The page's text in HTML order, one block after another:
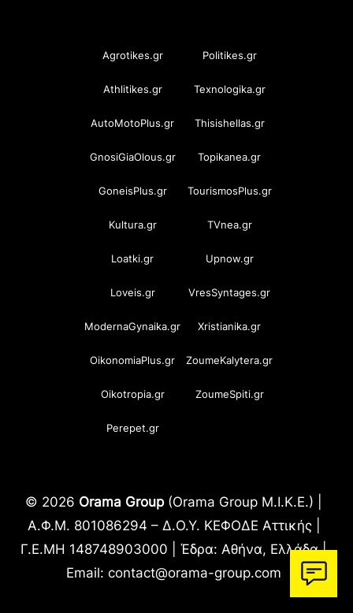
Agrotikes.gr Politikes.gr
Athlitikes.gr Texnologika.gr
AutoMotoPlus.gr Thisishellas.gr
GnosiGiaOlous.gr Topikanea.gr
GoneisPlus.gr TourismosPlus.gr
Kultura.gr TVnea.gr
Loatki.gr Upnow.gr
Loveis.gr VresSyntages.gr
ModernaGynaika.gr Xristianika.gr
OikonomiaPlus.gr ZoumeKalytera.gr
Oikotropia.gr ZoumeSpiti.gr
Perepet.gr
© 2026 Orama Group(Orama Group Μ.Ι.Κ.Ε.) |
Α.Φ.Μ. 801086294 – Δ.Ο.Υ. ΚΕΦΟΔΕ Αττικής |
Γ.Ε.ΜΗ 148748903000 | Έδρα: Αθήνα, Ελλάδα |
Email: contact@orama-group.com